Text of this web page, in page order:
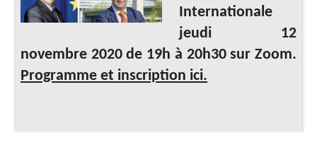
Internationale
jeudi 12
novembre 2020 de 19h à 20h30 sur Zoom.
Programme et inscription ici.